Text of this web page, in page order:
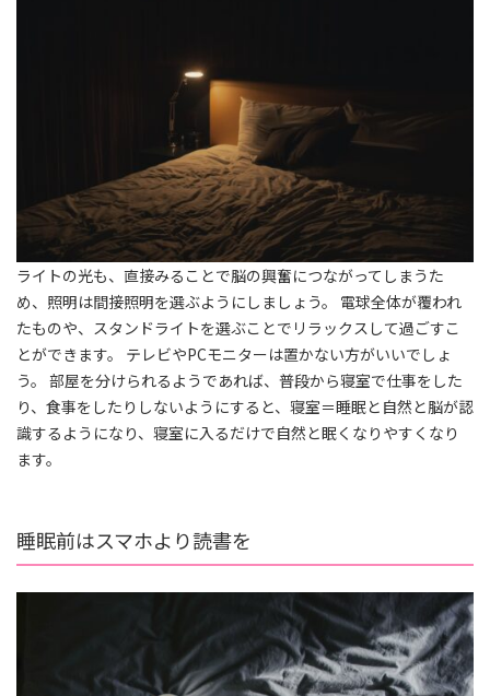
ライトの光も、直接みることで脳の興奮につながってしまうた
め、照明は間接照明を選ぶようにしましょう。 電球全体が覆われ
たものや、スタンドライトを選ぶことでリラックスして過ごすこ
とができます。 テレビやPCモニターは置かない方がいいでしょ
う。 部屋を分けられるようであれば、普段から寝室で仕事をした
り、食事をしたりしないようにすると、寝室＝睡眠と自然と脳が認
識するようになり、寝室に入るだけで自然と眠くなりやすくなり
ます。
睡眠前はスマホより読書を